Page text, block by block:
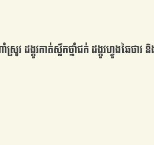
ដង្កូវកាត់ស្លឹកថ្នាំជក់ ដង្កូវហ្វូងឆៃថាវ និ